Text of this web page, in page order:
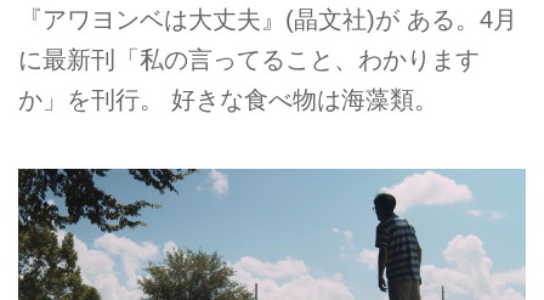
『アワヨンベは大丈夫』(晶文社)が ある。4月
に最新刊「私の言ってること、わかります
か」を刊行。 好きな食べ物は海藻類。